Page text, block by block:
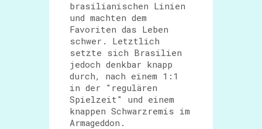
brasilianischen Linien
und machten dem
Favoriten das Leben
schwer. Letztlich
setzte sich Brasilien
jedoch denkbar knapp
durch, nach einem 1:1
in der "regulären
Spielzeit" und einem
knappen Schwarzremis im
Armageddon.